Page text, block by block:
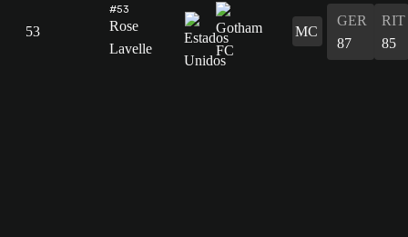
53
#53
Rose
Lavelle
MC
GER
87
RIT
85